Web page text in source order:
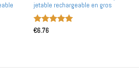
jetable rechargeable en gros
Note
€6.76